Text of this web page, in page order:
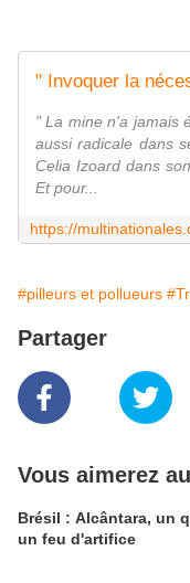
" La mine n'a jamais
aussi radicale dans
Celia Izoard dans
Et pour...
#pilleurs et pollueurs
Partager
Vous aimerez
Brésil : Alcântara, un
un feu d'artifice